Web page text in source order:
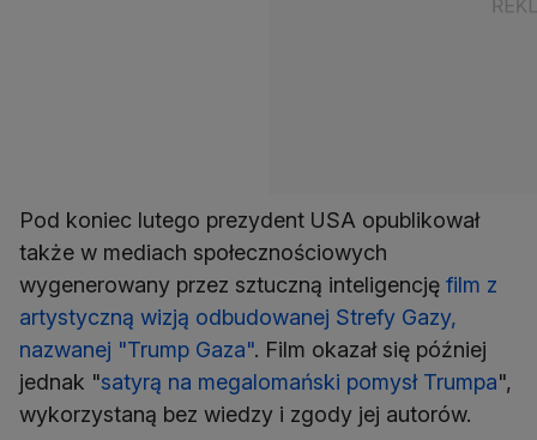
Pod koniec lutego prezydent USA opublikował
także w mediach społecznościowych
wygenerowany przez sztuczną inteligencję film z
artystyczną wizją odbudowanej Strefy Gazy,
nazwanej "Trump Gaza". Film okazał się później
jednak "satyrą na megalomański pomysł Trumpa",
wykorzystaną bez wiedzy i zgody jej autorów.